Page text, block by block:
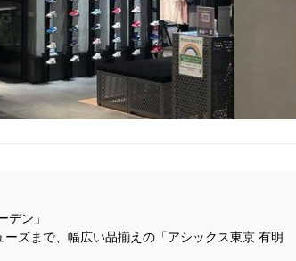
ン」
ズまで、幅広い品揃えの「アシックス東京 有明